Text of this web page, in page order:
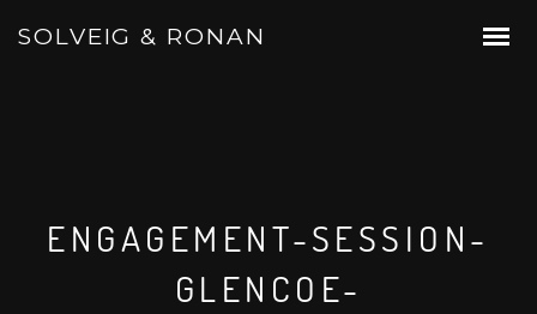
SOLVEIG & RONAN
ENGAGEMENT-SESSION-
GLENCOE-